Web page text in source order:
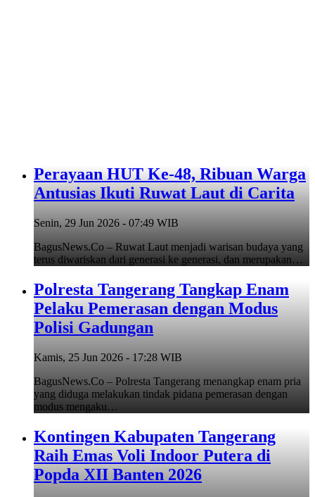
Perayaan HUT Ke-48, Ribuan Warga
Antusias Ikuti Ruwat Laut di Carita
Senin, 29 Jun 2026 - 07:49 WIB
BagusNews.Co – Ruwat Laut menjadi warisan budaya yang
terus diwariskan dari generasi ke generasi, dan merupakan…
Polresta Tangerang Tangkap Enam
Pelaku Pemerasan dengan Modus
Polisi Gadungan
Kamis, 25 Jun 2026 - 17:28 WIB
BagusNews.Co – Polresta Tangerang menangkap enam pria
yang diduga melakukan tindak pidana pemerasan dengan
modus mengaku…
Kontingen Kabupaten Tangerang
Raih Emas Voli Indoor Putera di
Popda XII Banten 2026